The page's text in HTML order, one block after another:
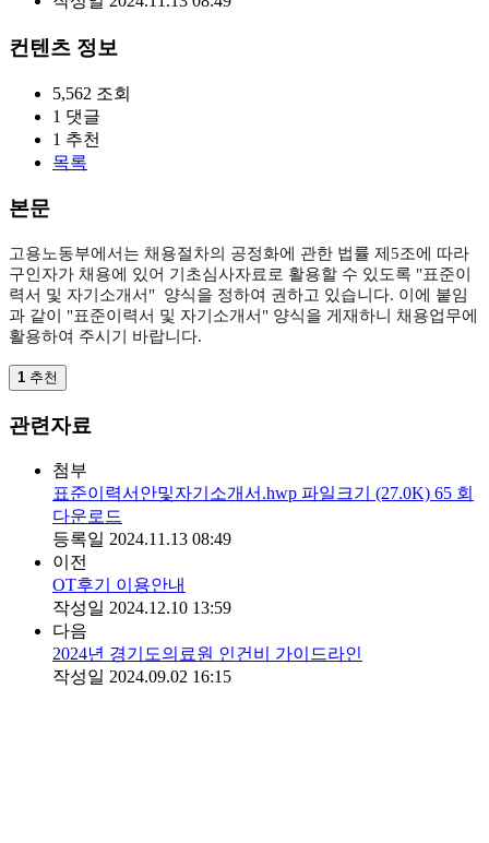
컨텐츠 정보
5,562 조회
1 댓글
1 추천
목록
본문
고용노동부에서는 채용절차의 공정화에 관한 법률 제5조에 따라
구인자가 채용에 있어 기초심사자료로 활용할 수 있도록 "표준이
력서 및 자기소개서" 양식을 정하여 권하고 있습니다. 이에 붙임
과 같이 "표준이력서 및 자기소개서" 양식을 게재하니 채용업무에
활용하여 주시기 바랍니다.
1 추천
관련자료
첨부
표준이력서안및자기소개서.hwp 파일크기 (27.0K) 65 회
다운로드
등록일 2024.11.13 08:49
이전
OT후기 이용안내
작성일 2024.12.10 13:59
다음
2024년 경기도의료원 인건비 가이드라인
작성일 2024.09.02 16:15